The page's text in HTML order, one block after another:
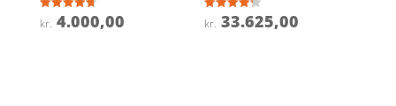
Vurderet
4.7
kr. 4.000,00
Vurderet
4.2
kr. 33.625,00